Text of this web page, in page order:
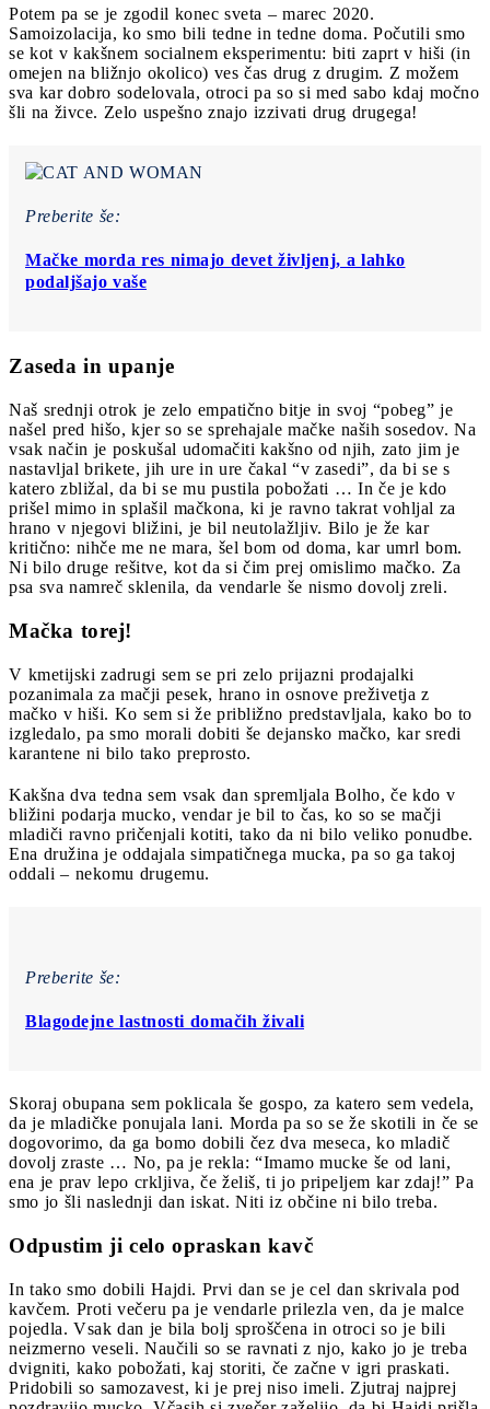
Potem pa se je zgodil konec sveta – marec 2020.
Samoizolacija, ko smo bili tedne in tedne doma. Počutili smo
se kot v kakšnem socialnem eksperimentu: biti zaprt v hiši (in
omejen na bližnjo okolico) ves čas drug z drugim. Z možem
sva kar dobro sodelovala, otroci pa so si med sabo kdaj močno
šli na živce. Zelo uspešno znajo izzivati drug drugega!
Preberite še:
Mačke morda res nimajo devet življenj, a lahko
podaljšajo vaše
Zaseda in upanje
Naš srednji otrok je zelo empatično bitje in svoj “pobeg” je
našel pred hišo, kjer so se sprehajale mačke naših sosedov. Na
vsak način je poskušal udomačiti kakšno od njih, zato jim je
nastavljal brikete, jih ure in ure čakal “v zasedi”, da bi se s
katero zbližal, da bi se mu pustila pobožati … In če je kdo
prišel mimo in splašil mačkona, ki je ravno takrat vohljal za
hrano v njegovi bližini, je bil neutolažljiv. Bilo je že kar
kritično: nihče me ne mara, šel bom od doma, kar umrl bom.
Ni bilo druge rešitve, kot da si čim prej omislimo mačko. Za
psa sva namreč sklenila, da vendarle še nismo dovolj zreli.
Mačka torej!
V kmetijski zadrugi sem se pri zelo prijazni prodajalki
pozanimala za mačji pesek, hrano in osnove preživetja z
mačko v hiši. Ko sem si že približno predstavljala, kako bo to
izgledalo, pa smo morali dobiti še dejansko mačko, kar sredi
karantene ni bilo tako preprosto.
Kakšna dva tedna sem vsak dan spremljala Bolho, če kdo v
bližini podarja mucko, vendar je bil to čas, ko so se mačji
mladiči ravno pričenjali kotiti, tako da ni bilo veliko ponudbe.
Ena družina je oddajala simpatičnega mucka, pa so ga takoj
oddali – nekomu drugemu.
Preberite še:
Blagodejne lastnosti domačih živali
Skoraj obupana sem poklicala še gospo, za katero sem vedela,
da je mladičke ponujala lani. Morda pa so se že skotili in če se
dogovorimo, da ga bomo dobili čez dva meseca, ko mladič
dovolj zraste … No, pa je rekla: “Imamo mucke še od lani,
ena je prav lepo crkljiva, če želiš, ti jo pripeljem kar zdaj!” Pa
smo jo šli naslednji dan iskat. Niti iz občine ni bilo treba.
Odpustim ji celo opraskan kavč
In tako smo dobili Hajdi. Prvi dan se je cel dan skrivala pod
kavčem. Proti večeru pa je vendarle prilezla ven, da je malce
pojedla. Vsak dan je bila bolj sproščena in otroci so je bili
neizmerno veseli. Naučili so se ravnati z njo, kako jo je treba
dvigniti, kako pobožati, kaj storiti, če začne v igri praskati.
Pridobili so samozavest, ki je prej niso imeli. Zjutraj najprej